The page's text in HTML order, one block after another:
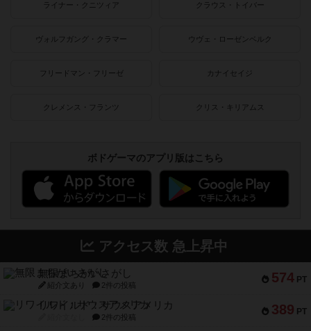
ライナー・クニツィア クラウス・トイバー
ヴォルフガング・クラマー ウヴェ・ローゼンベルク
フリードマン・フリーゼ カナイセイジ
クレメンス・フランツ クリス・キリアムス
ボドゲーマのアプリ版はこちら
アクセス数 急上昇中
574 PT
無限まちがいさがし
紹介文あり 2件の投稿
389 PT
リワイルド：サウスアメリカ
2件の投稿